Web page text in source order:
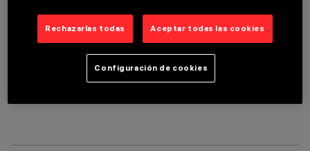
COMPONENTES OPCIONALES
Rechazarlas todas Aceptar todas las cookies
Configuración de cookies